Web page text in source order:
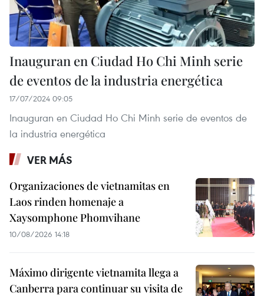
Inauguran en Ciudad Ho Chi Minh serie
de eventos de la industria energética
17/07/2024 09:05
Inauguran en Ciudad Ho Chi Minh serie de eventos de
la industria energética
VER MÁS
Organizaciones de vietnamitas en
Laos rinden homenaje a
Xaysomphone Phomvihane
10/08/2026 14:18
Máximo dirigente vietnamita llega a
Canberra para continuar su visita de